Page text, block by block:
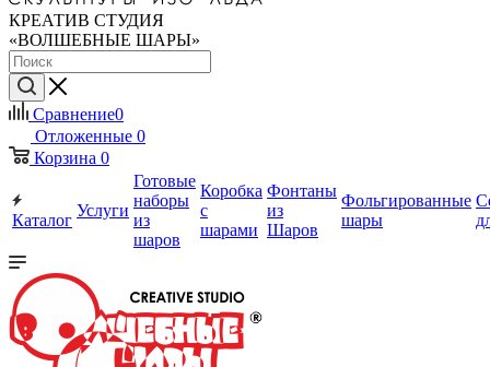
КРЕАТИВ СТУДИЯ
«ВОЛШЕБНЫЕ ШАРЫ»
Сравнение0
Отложенные 0
Корзина 0
Каталог
Услуги
Готовые
наборы
из
шаров
Коробка
с
шарами
Фонтаны
из
Шаров
Фольгированные
шары